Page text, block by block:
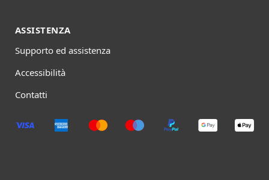
ASSISTENZA
Supporto ed assistenza
Accessibilità
Contatti